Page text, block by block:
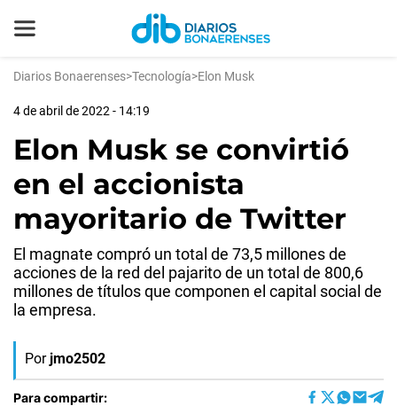
Diarios Bonaerenses>Tecnología>Elon Musk
4 de abril de 2022 - 14:19
Elon Musk se convirtió
en el accionista
mayoritario de Twitter
El magnate compró un total de 73,5 millones de
acciones de la red del pajarito de un total de 800,6
millones de títulos que componen el capital social de
la empresa.
Por jmo2502
Para compartir: